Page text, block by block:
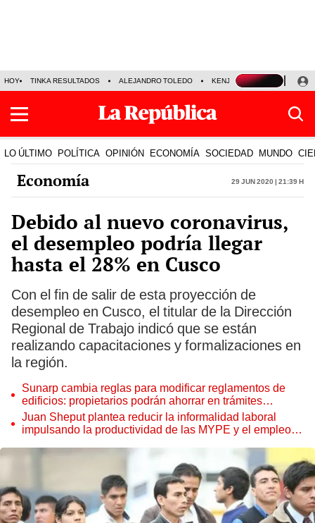
HOY TINKA RESULTADOS ALEJANDRO TOLEDO KENJI FUJIMORI
LO ÚLTIMO POLÍTICA OPINIÓN ECONOMÍA SOCIEDAD MUNDO
Economía 29 Jun 2020 | 21:39 h
Debido al nuevo coronavirus,
el desempleo podría llegar
hasta el 28% en Cusco
Con el fin de salir de esta proyección de
desempleo en Cusco, el titular de la Dirección
Regional de Trabajo indicó que se están
realizando capacitaciones y formalizaciones en
la región.
Sunarp cambia reglas para modificar reglamentos de
edificios: propietarios podrán ahorrar en trámites
notariales
Juan Sheput plantea reducir la informalidad laboral
impulsando la productividad de las MYPE y el empleo